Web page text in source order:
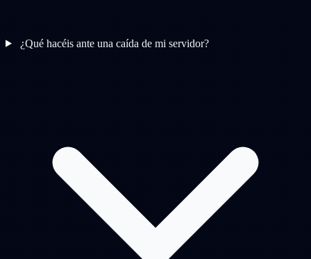
¿Qué hacéis ante una caída de mi servidor?